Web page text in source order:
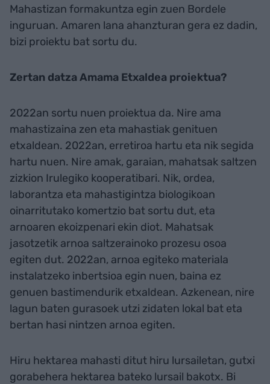
Mahastizan formakuntza egin zuen Bordele
inguruan. Amaren lana ahanzturan gera ez dadin,
bizi proiektu bat sortu du.
Zertan datza Amama Etxaldea proiektua?
2022an sortu nuen proiektua da. Nire ama
mahastizaina zen eta mahastiak genituen
etxaldean. 2022an, erretiroa hartu eta nik segida
hartu nuen. Nire amak, garaian, mahatsak saltzen
zizkion Irulegiko kooperatibari. Nik, ordea,
laborantza eta mahastigintza biologikoan
oinarritutako komertzio bat sortu dut, eta
arnoaren ekoizpenari ekin diot. Mahatsak
jasotzetik arnoa saltzerainoko prozesu osoa
egiten dut. 2022an, arnoa egiteko materiala
instalatzeko inbertsioa egin nuen, baina ez
genuen bastimendurik etxaldean. Azkenean, nire
lagun baten gurasoek utzi zidaten lokal bat eta
bertan hasi nintzen arnoa egiten.
Hiru hektarea mahasti ditut hiru lursailetan, gutxi
gorabehera hektarea bateko lursail bakotx. Bi